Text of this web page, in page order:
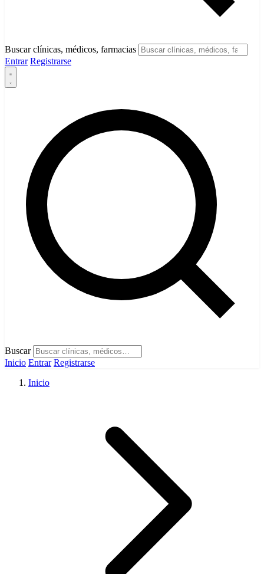
Buscar clínicas, médicos, farmacias
Entrar Registrarse
Buscar
Inicio Entrar Registrarse
Inicio